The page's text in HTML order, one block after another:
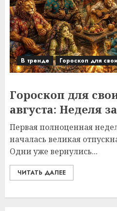
В тренде Гороскоп для
Гороскоп для
августа: Неделя
Первая полноценная
началась великая
Одни уже вернулись...
ЧИТАТЬ ДАЛЕЕ